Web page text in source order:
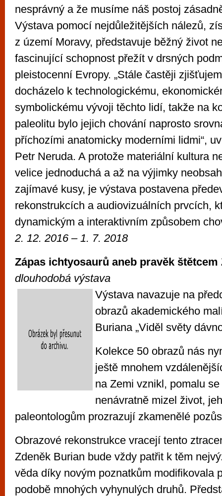
nesprávný a že musíme náš postoj
Výstava pomocí nejdůležitějších nálezů,
z území Moravy, představuje běžný život
fascinující schopnost přežít v drsných
pleistocenní Evropy. „Stále častěji
docházelo k technologickému,
symbolickému vývoji těchto lidí, takže na
paleolitu bylo jejich chování naprosto
příchozími anatomicky moderními lidmi“,
Petr Neruda. A protože materiální kultura
velice jednoduchá a až na výjimky
zajímavé kusy, je výstava postavena
rekonstrukcích a audiovizuálních prvcích,
dynamickým a interaktivním způsobem
2. 12. 2016 – 1. 7. 2018
Zápas ichtyosaurů aneb pravěk štětcem
dlouhodobá výstava
Výstava navazuje na
obrazů akademického
Buriana „Viděl světy
Kolekce 50 obrazů nás
ještě mnohem
na Zemi vznikl, pomalu
nenávratně mizel život,
paleontologům prozrazují zkamenělé
Obrazové rekonstrukce vracejí tento
Zdeněk Burian bude vždy patřit k těm
věda díky novým poznatkům modifikovala
podobě mnohých vyhynulých druhů.